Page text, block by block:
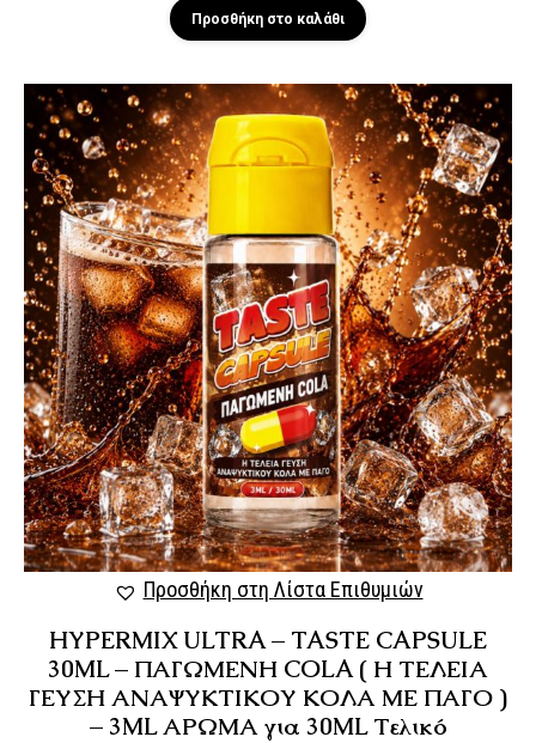
Προσθήκη στο καλάθι
Προσθήκη στη Λίστα Επιθυμιών
HYPERMIX ULTRA – TASTE CAPSULE
30ML – ΠΑΓΩΜΕΝΗ COLA ( Η ΤΕΛΕΙΑ
ΓΕΥΣΗ ΑΝΑΨΥΚΤΙΚΟΥ ΚΟΛΑ ΜΕ ΠΑΓΟ )
– 3ML ΑΡΩΜΑ για 30ML Τελικό